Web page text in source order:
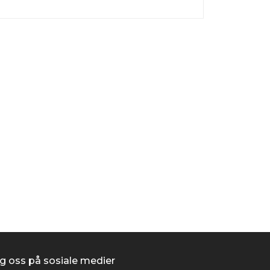
oss på sosiale medier